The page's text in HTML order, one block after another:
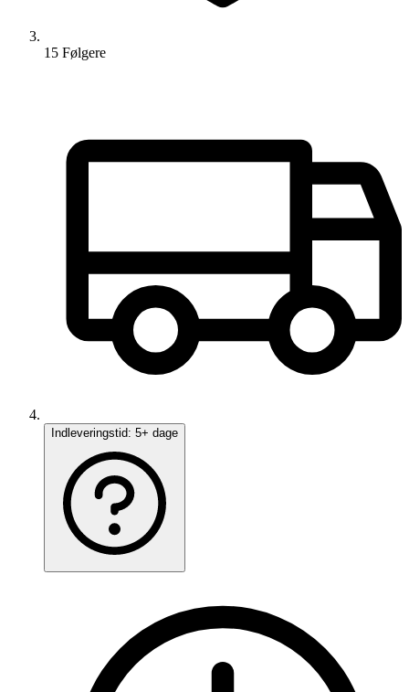
15 Følgere
Indleveringstid: 5+ dage